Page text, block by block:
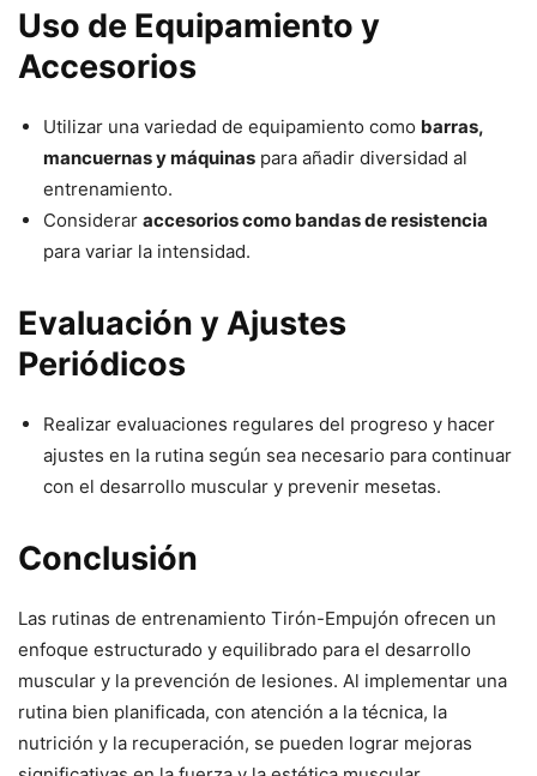
Uso de Equipamiento y
Accesorios
Utilizar una variedad de equipamiento como barras,
mancuernas y máquinas para añadir diversidad al
entrenamiento.
Considerar accesorios como bandas de resistencia
para variar la intensidad.
Evaluación y Ajustes
Periódicos
Realizar evaluaciones regulares del progreso y hacer
ajustes en la rutina según sea necesario para continuar
con el desarrollo muscular y prevenir mesetas.
Conclusión
Las rutinas de entrenamiento Tirón-Empujón ofrecen un
enfoque estructurado y equilibrado para el desarrollo
muscular y la prevención de lesiones. Al implementar una
rutina bien planificada, con atención a la técnica, la
nutrición y la recuperación, se pueden lograr mejoras